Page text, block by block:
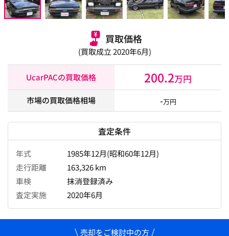
買取価格
(買取成立 2020年6月)
UcarPACの買取価格 200.2万円
市場の買取価格相場 -万円
査定条件
年式
1985年12月(昭和60年12月)
走行距離
163,326 km
車検
抹消登録済み
査定実施
2020年6月
売却をご検討中の方